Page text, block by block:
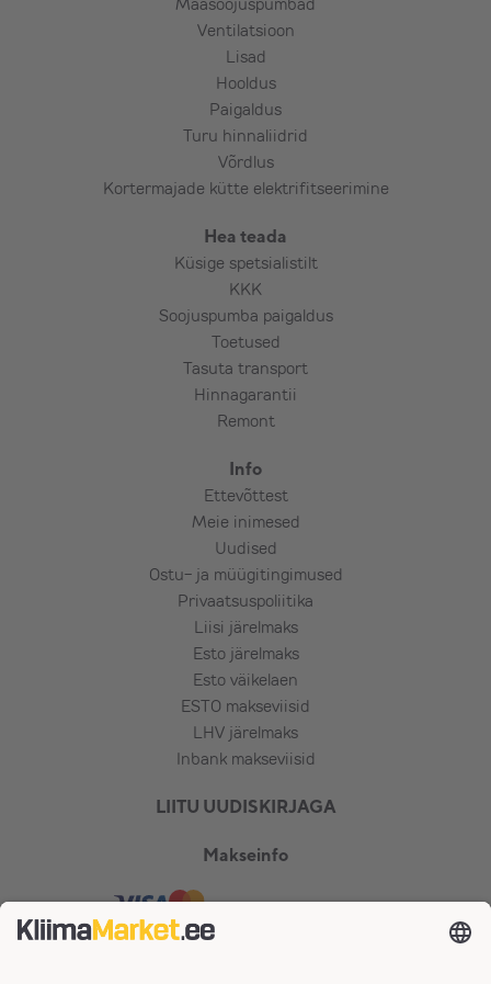
Ventilatsioon
Lisad
Hooldus
Paigaldus
Turu hinnaliidrid
Võrdlus
Kortermajade kütte elektrifitseerimine
Hea teada
Küsige spetsialistilt
KKK
Soojuspumba paigaldus
Toetused
Tasuta transport
Hinnagarantii
Remont
Info
Ettevõttest
Meie inimesed
Uudised
Ostu- ja müügitingimused
Privaatsuspoliitika
Liisi järelmaks
Esto järelmaks
Esto väikelaen
ESTO makseviisid
LHV järelmaks
Inbank makseviisid
LIITU UUDISKIRJAGA
Makseinfo